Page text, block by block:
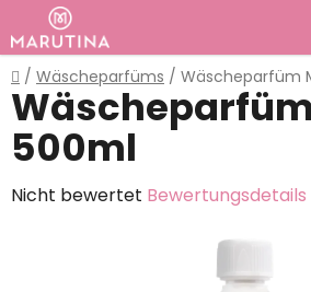
Inhalt
springen
Startseite
/ Wäscheparfüms / Wäscheparfüm
Wäscheparfüm
500ml
Die
Nicht bewertet Bewertungsdetails